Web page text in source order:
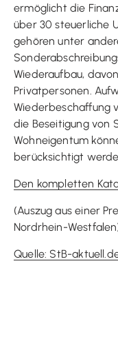
ermöglicht die
über 30 steuerliche
gehören unter
Wiederaufbau,
Privatpersonen.
Wiederbeschaffung
die Beseitigung von
Wohneigentum
berücksichtigt
Den kompletten
(Auszug aus einer
Nordrhein-
Quelle: StB-